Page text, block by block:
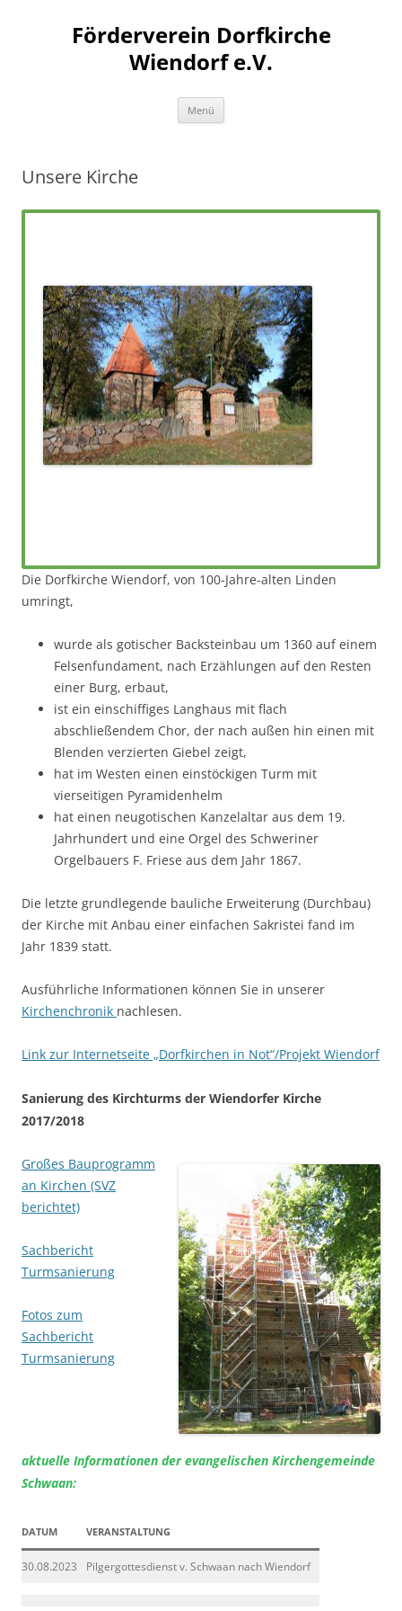
springenFörderverein Dorfkirche
Wiendorf e.V.
Menü
Unsere Kirche
Die Dorfkirche Wiendorf, von 100-Jahre-alten Linden
umringt,
wurde als gotischer Backsteinbau um 1360 auf einem
Felsenfundament, nach Erzählungen auf den Resten
einer Burg, erbaut,
ist ein einschiffiges Langhaus mit flach
abschließendem Chor, der nach außen hin einen mit
Blenden verzierten Giebel zeigt,
hat im Westen einen einstöckigen Turm mit
vierseitigen Pyramidenhelm
hat einen neugotischen Kanzelaltar aus dem 19.
Jahrhundert und eine Orgel des Schweriner
Orgelbauers F. Friese aus dem Jahr 1867.
Die letzte grundlegende bauliche Erweiterung (Durchbau)
der Kirche mit Anbau einer einfachen Sakristei fand im
Jahr 1839 statt.
Ausführliche Informationen können Sie in unserer
Kirchenchronik nachlesen.
Link zur Internetseite „Dorfkirchen in Not“/Projekt Wiendorf
Sanierung des Kirchturms der Wiendorfer Kirche
2017/2018
Großes Bauprogramm
an Kirchen (SVZ
berichtet)
Sachbericht
Turmsanierung
Fotos zum
Sachbericht
Turmsanierung
aktuelle Informationen der evangelischen Kirchengemeinde
Schwaan:
DATUM VERANSTALTUNG
30.08.2023 Pilgergottesdienst v. Schwaan nach Wiendorf